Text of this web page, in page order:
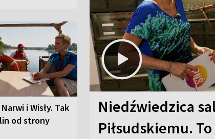
i Wisły. Tak
od strony
Niedźwiedzica
Piłsudskiemu.